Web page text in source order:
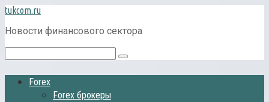
Перейти
к
контенту
tukcom.ru
Новости финансового сектора
Поиск:
Forex
Forex брокеры